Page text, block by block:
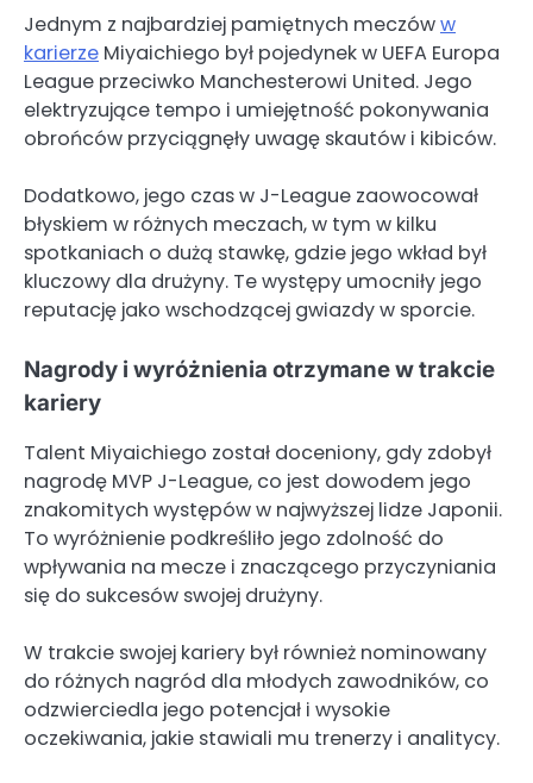
Jednym z najbardziej pamiętnych meczóww
karierze Miyaichiego był pojedynek w UEFA Europa
League przeciwko Manchesterowi United. Jego
elektryzujące tempo i umiejętność pokonywania
obrońców przyciągnęły uwagę skautów i kibiców.
Dodatkowo, jego czas w J-League zaowocował
błyskiem w różnych meczach, w tym w kilku
spotkaniach o dużą stawkę, gdzie jego wkład był
kluczowy dla drużyny. Te występy umocniły jego
reputację jako wschodzącej gwiazdy w sporcie.
Nagrody i wyróżnienia otrzymane w trakcie
kariery
Talent Miyaichiego został doceniony, gdy zdobył
nagrodę MVP J-League, co jest dowodem jego
znakomitych występów w najwyższej lidze Japonii.
To wyróżnienie podkreśliło jego zdolność do
wpływania na mecze i znaczącego przyczyniania
się do sukcesów swojej drużyny.
W trakcie swojej kariery był również nominowany
do różnych nagród dla młodych zawodników, co
odzwierciedla jego potencjał i wysokie
oczekiwania, jakie stawiali mu trenerzy i analitycy.